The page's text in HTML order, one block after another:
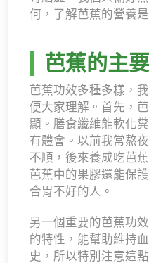
何，了解芭蕉的營養
芭蕉的主
芭蕉功效多種多樣，
便大家理解。首先，
顯。膳食纖維能軟化
有體會。以前我常熬
不順，後來養成吃芭
芭蕉中的果膠還能保
合胃不好的人。
另一個重要的芭蕉功
的特性，能幫助維持
史，所以特別注意這